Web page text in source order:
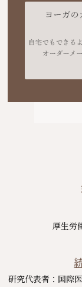
厚生労
研究代表者：国際